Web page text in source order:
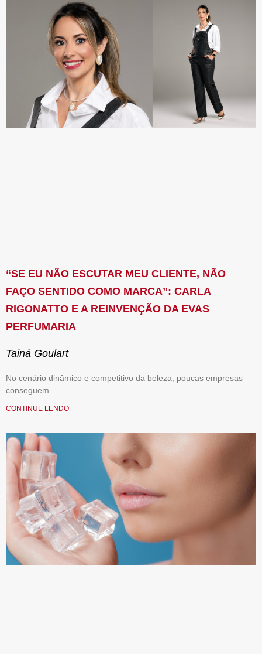
“SE EU NÃO ESCUTAR MEU CLIENTE, NÃO
FAÇO SENTIDO COMO MARCA”: CARLA
RIGONATTO E A REINVENÇÃO DA EVAS
PERFUMARIA
Tainá Goulart
No cenário dinâmico e competitivo da beleza, poucas empresas
conseguem
CONTINUE LENDO